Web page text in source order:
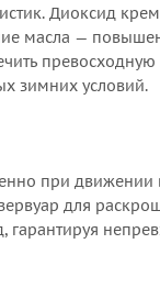
Диоксид
масла —
зимних условий.
при
для